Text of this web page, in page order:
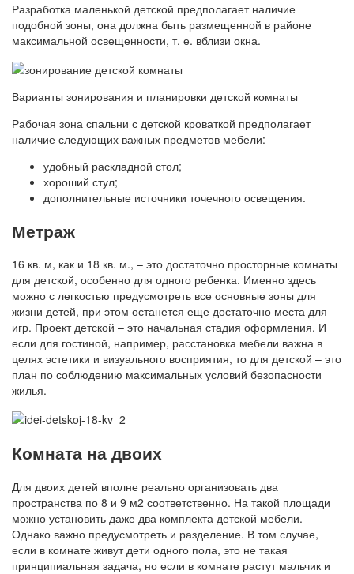
Разработка маленькой детской предполагает наличие
подобной зоны, она должна быть размещенной в районе
максимальной освещенности, т. е. вблизи окна.
Варианты зонирования и планировки детской комнаты
Рабочая зона спальни с детской кроваткой предполагает
наличие следующих важных предметов мебели:
удобный раскладной стол;
хороший стул;
дополнительные источники точечного освещения.
Метраж
16 кв. м, как и 18 кв. м., – это достаточно просторные комнаты
для детской, особенно для одного ребенка. Именно здесь
можно с легкостью предусмотреть все основные зоны для
жизни детей, при этом останется еще достаточно места для
игр. Проект детской – это начальная стадия оформления. И
если для гостиной, например, расстановка мебели важна в
целях эстетики и визуального восприятия, то для детской – это
план по соблюдению максимальных условий безопасности
жилья.
Комната на двоих
Для двоих детей вполне реально организовать два
пространства по 8 и 9 м2 соответственно. На такой площади
можно установить даже два комплекта детской мебели.
Однако важно предусмотреть и разделение. В том случае,
если в комнате живут дети одного пола, это не такая
принципиальная задача, но если в комнате растут мальчик и